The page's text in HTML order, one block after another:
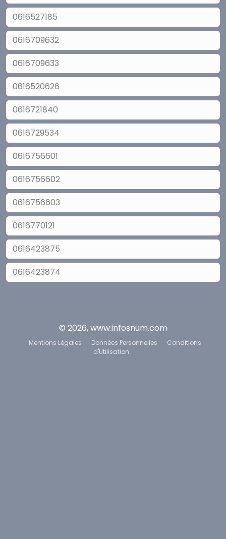
0616527185
0616709632
0616709633
0616520626
0616721840
0616729534
0616756601
0616756602
0616756603
0616770121
0616423875
0616423874
© 2026, www.infosnum.com
Mentions Légales Données Personnelles
Conditions
d'Utilisation